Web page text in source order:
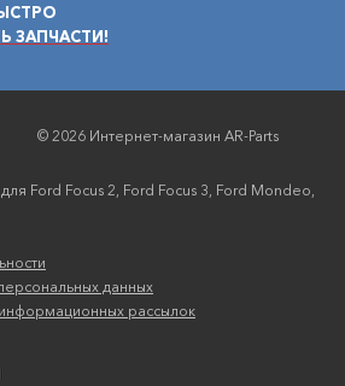
ЗАПЧАСТИ!
© 2026 Интернет-магазин AR-Parts
Ford Focus 2, Ford Focus 3, Ford Mondeo,
данных
рассылок